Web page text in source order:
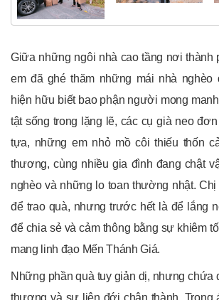
Giữa những ngôi nhà cao tầng nơi thành
em đã ghé thăm những mái nhà
hiện hữu biết bao phận người mong
tật sống trong lặng lẽ, các cụ già neo
tựa, những em nhỏ mồ côi thiếu thốn
thương, cùng nhiều gia đình đang chật
nghèo và những lo toan thường nhật.
để trao quà, nhưng trước hết là để lắng
để chia sẻ và cảm thông bằng sự khiêm
mang linh đạo Mến Thánh Giá.
Những phần quà tuy giản dị, nhưng chứa